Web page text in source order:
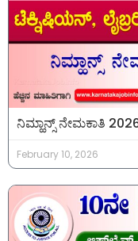
ನಿಮ್ಹಾನ್ಸ್ ನೇಮಕಾತಿ
February 10, 2026